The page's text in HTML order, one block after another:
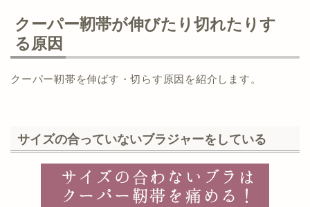
クーパー靭帯が伸びたり切れたりす
る原因
クーパー靭帯を伸ばす・切らす原因を紹介します。
サイズの合っていないブラジャーをしている